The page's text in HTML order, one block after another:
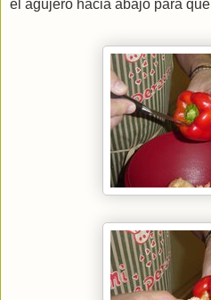
el agujero hacia abajo para